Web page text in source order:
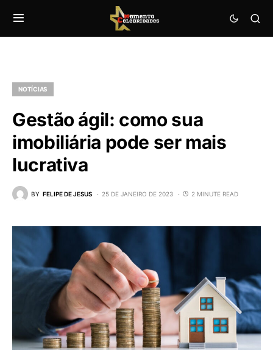
NOTÍCIAS
Gestão ágil: como sua
imobiliária pode ser mais
lucrativa
BY FELIPE DE JESUS 25 DE JANEIRO DE 2023 2 MINUTE READ